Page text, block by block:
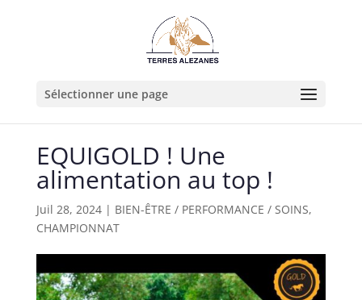
Sélectionner une page
EQUIGOLD ! Une
alimentation au top !
Juil 28, 2024| BIEN-ÊTRE / PERFORMANCE / SOINS,
CHAMPIONNAT